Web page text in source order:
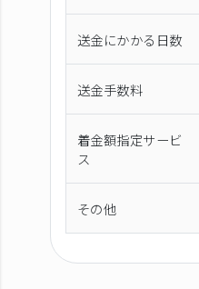
送金にかかる日数
送金手数料
着金額指定サービ
ス
その他